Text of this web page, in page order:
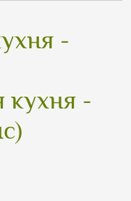
-
кухня -
кухня - Джері